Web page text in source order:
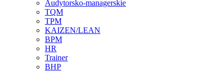
Audytorsko-managerskie
TQM
TPM
KAIZEN/LEAN
BPM
HR
Trainer
BHP